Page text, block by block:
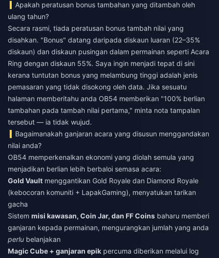
Apakah peratusan bonus tambahan yang ditambah oleh
ulang tahun?
Secara rasmi, tiada peratusan bonus tambah nilai yang
disahkan. "Bonus" datang daripada diskaun luaran (22–35%
diskaun) dan diskaun pusingan dalam permainan seperti Acara
Ring dengan diskaun 55%. Saya ingin menjadi tepat di sini
kerana tuntutan bonus yang melambung tinggi adalah jenis
pemasaran yang tidak disokong oleh data. Jika sesuatu
halaman memberitahu anda OB54 memberikan "100% berlian
tambahan pada tambah nilai pertama," minta nota tampalan
tersebut — ia tidak wujud.
Bagaimanakah ganjaran acara yang disusun menggandakan
nilai anda?
OB54 memperkenalkan ekonomi yang diolah semula yang
menjadikan berlian lebih berbaloi semasa acara:
Gold Vault menggantikan Gold Royale dan Diamond Royale
(kebocoran komuniti + LapakGaming), menyatukan tarikan
gacha
Sistem misi kawasan, Coin Jar, dan FF Coins baharu memberi
ganjaran kepada permainan, mengurangkan jumlah yang anda
perlu belanjakan
Magic Cube + ganjaran epik percuma diberikan melalui log